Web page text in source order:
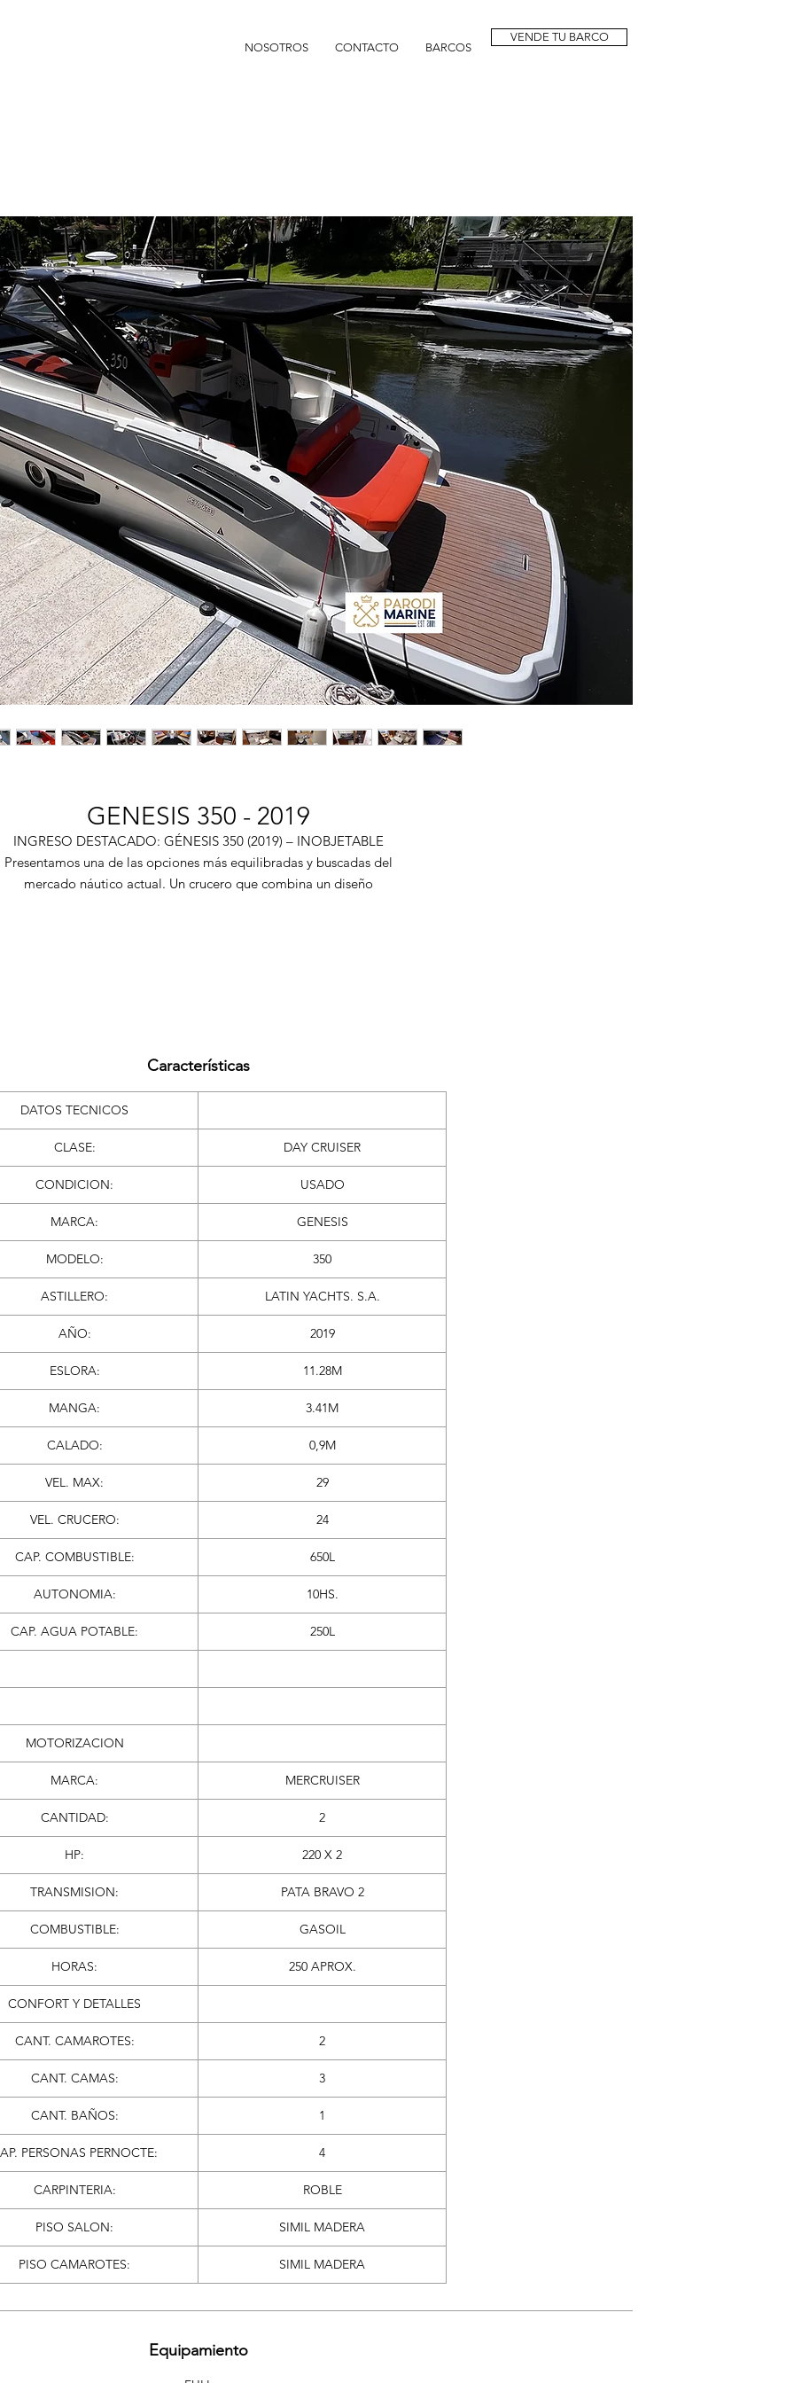
NOSOTROS CONTACTO BARCOS
VENDE TU BARCO
GENESIS 350 - 2019
INGRESO DESTACADO: GÉNESIS 350 (2019) – INOBJETABLE
Presentamos una de las opciones más equilibradas y buscadas del
mercado náutico actual. Un crucero que combina un diseño
uno.
Una configuración que garantiza un torque excepcional, planeo
inmediato y una economía de combustible óptima para travesías
CONFORT Y EQUIPAMIENTO A BORDO
Diseñado para disfrutar el río sin limitaciones. Cuenta con un
muy completo configurado para la máxima comodidad:
Cockpit integrado: Amplio espacio de recreación con tapizados
impecables, bacha y hielera.
altura interior, cocina completa, dinette convertible y camarotes
excelentemente ventilados y luminosos.
Navegación y confort: Equipamiento electrónico de vanguardia y
sistemas de confort a bordo listos para soltar amarras (consultar
detalle de horas y accesorios específicos).
Condición: Único Dueño / Excelente estado.
Motores: 2 x Mercruiser Diesel 220HP.
oportunidad única para quienes buscan dar el salto a un crucero
diésel moderno, seguro y sin sorpresas.
Características
DATOS TECNICOS
CLASE: DAY CRUISER
CONDICION: USADO
MARCA: GENESIS
MODELO: 350
ASTILLERO: LATIN YACHTS. S.A.
AÑO: 2019
ESLORA: 11.28M
MANGA: 3.41M
CALADO: 0,9M
VEL. MAX: 29
VEL. CRUCERO: 24
CAP. COMBUSTIBLE: 650L
AUTONOMIA: 10HS.
CAP. AGUA POTABLE: 250L
MOTORIZACION
MARCA: MERCRUISER
CANTIDAD: 2
HP: 220 X 2
TRANSMISION: PATA BRAVO 2
COMBUSTIBLE: GASOIL
HORAS: 250 APROX.
CONFORT Y DETALLES
CANT. CAMAROTES: 2
CANT. CAMAS: 3
CANT. BAÑOS: 1
PERSONAS PERNOCTE: 4
CARPINTERIA: ROBLE
PISO SALON: SIMIL MADERA
PISO CAMAROTES: SIMIL MADERA
Equipamiento